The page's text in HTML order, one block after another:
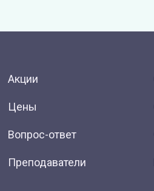
Акции
Цены
Вопрос-ответ
Преподаватели